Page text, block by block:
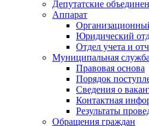
Депутатские
Аппарат
Юридический
Отдел учета и
Муниципальная
Правовая основа
Порядок
Сведения о
Контактная
Результаты
Обращения граждан